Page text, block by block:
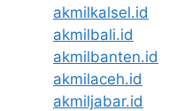
akmilkalsel.id
akmilbali.id
akmilbanten.id
akmilaceh.id
akmiljabar.id